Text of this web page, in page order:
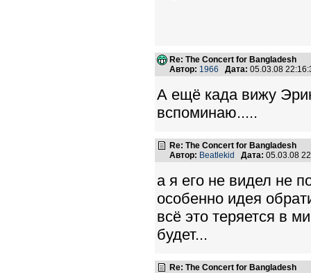
Re: The Concert for Bangladesh
Автор: 1966 Дата: 05.03.08
А ещё када вижу
вспоминаю.....
Re: The Concert for Bangladesh
Автор: Beatlekid Дата: 05.03.08
а я его не видел не
особенно идея
всё это теряется в
будет...
Re: The Concert for Bangladesh